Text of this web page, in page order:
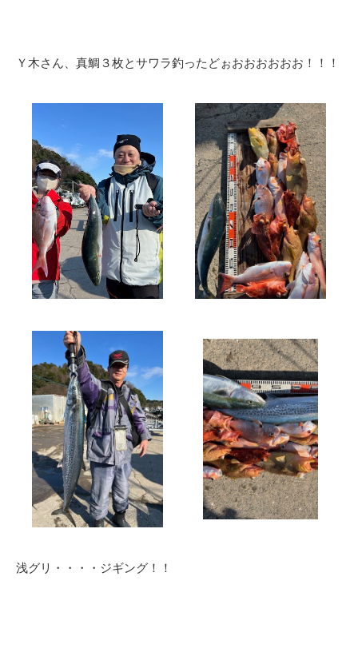
Ｙ木さん、真鯛３枚とサワラ釣ったどぉおおおおおお！！！
浅グリ・・・・ジギング！！